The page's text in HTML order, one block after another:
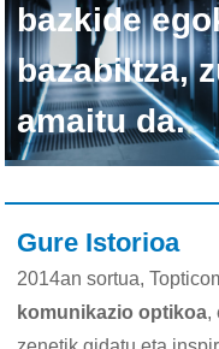
bazkide
bazabiltza,
amaitu da.
Gure Istorioa
2014an sortua,
komunikazio optikoa,